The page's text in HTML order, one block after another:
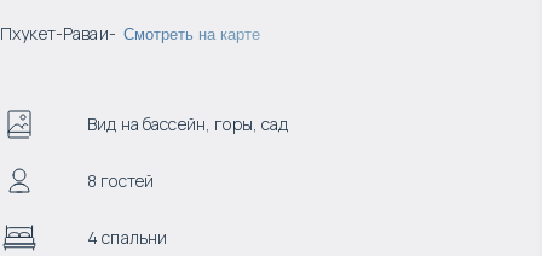
Пхукет-Раваи- Смотреть на карте
Вид на бассейн, горы, сад
8 гостей
4 спальни